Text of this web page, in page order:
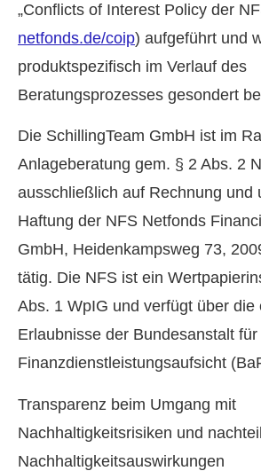
„Conflicts of Interest Policy der
netfonds.de/coip) aufgeführt und
produktspezifisch im Verlauf des
Beratungsprozesses gesondert
Die SchillingTeam GmbH ist im
Anlageberatung gem. § 2 Abs. 2
ausschließlich auf Rechnung und
Haftung der NFS Netfonds
GmbH, Heidenkampsweg 73,
tätig. Die NFS ist ein
Abs. 1 WpIG und verfügt über die
Erlaubnisse der Bundesanstalt für
Finanzdienstleistungsaufsicht
Transparenz beim Umgang mit
Nachhaltigkeitsrisiken und
Nachhaltigkeitsauswirkungen